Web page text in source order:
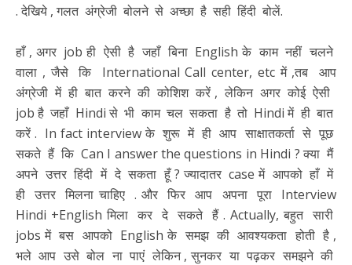
. देखिये , गलत अंग्रेजी बोलने से अच्छा है सही हिंदी बोलें.
हाँ , अगर job ही ऐसी है जहाँ बिना English के काम नहीं चलने
वाला , जैसे कि International Call center, etc में ,तब आप
अंग्रेजी में ही बात करने की कोशिश करें , लेकिन अगर कोई ऐसी
job है जहाँ Hindi से भी काम चल सकता है तो Hindi में ही बात
करें . In fact interview के शुरू में ही आप साक्षातकर्ता से पूछ
सकते हैं कि Can I answer the questions in Hindi ? क्या मैं
अपने उत्तर हिंदी में दे सकता हूँ ? ज्यादातर case में आपको हाँ में
ही उत्तर मिलना चाहिए . और फिर आप अपना पूरा Interview
Hindi +English मिला कर दे सकते हैं . Actually, बहुत सारी
jobs में बस आपको English के समझ की आवश्यकता होती है ,
भले आप उसे बोल ना पाएं लेकिन , सुनकर या पढ़कर समझने की